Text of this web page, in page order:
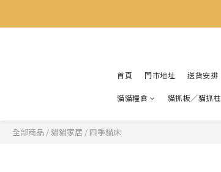
首頁 門市地址 送貨安排
貓貓糧食 貓抓板／貓抓柱
全部商品 /貓貓家居 / 四季貓床